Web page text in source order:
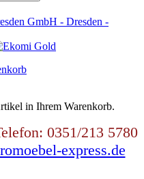
in Ihrem Warenkorb.
0351/213 5780
express.de